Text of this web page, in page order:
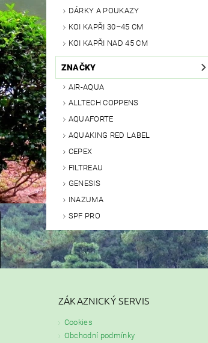
DÁRKY A POUKAZY
KOI KAPŘI 30–45 CM
KOI KAPŘI NAD 45 CM
ZNAČKY
AIR-AQUA
ALLTECH COPPENS
AQUAFORTE
AQUAKING RED LABEL
CEPEX
FILTREAU
GENESIS
INAZUMA
SPF PRO
ZÁKAZNICKÝ SERVIS
Cookies
Obchodní podmínky